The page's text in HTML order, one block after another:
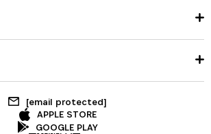
[email protected]
APPLE STORE
GOOGLE PLAY